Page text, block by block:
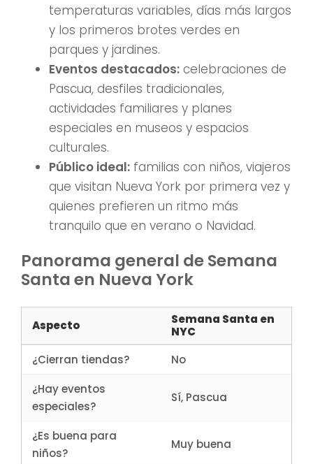
temperaturas variables, días más largos
y los primeros brotes verdes en
parques y jardines.
Eventos destacados: celebraciones de
Pascua, desfiles tradicionales,
actividades familiares y planes
especiales en museos y espacios
culturales.
Público ideal: familias con niños, viajeros
que visitan Nueva York por primera vez y
quienes prefieren un ritmo más
tranquilo que en verano o Navidad.
Panorama general de Semana
Santa en Nueva York
Aspecto
Semana Santa en
NYC
¿Cierran tiendas?
No
¿Hay eventos
especiales?
Sí, Pascua
¿Es buena para
niños?
Muy buena